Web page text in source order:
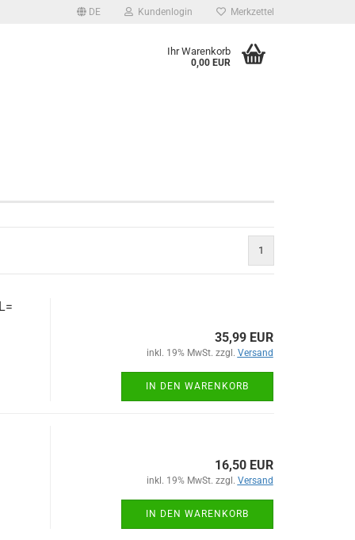
DE Kundenlogin Merkzettel
Ihr Warenkorb
0,00 EUR
1
35,99 EUR
inkl. 19% MwSt. zzgl. Versand
IN DEN WARENKORB
16,50 EUR
inkl. 19% MwSt. zzgl. Versand
IN DEN WARENKORB